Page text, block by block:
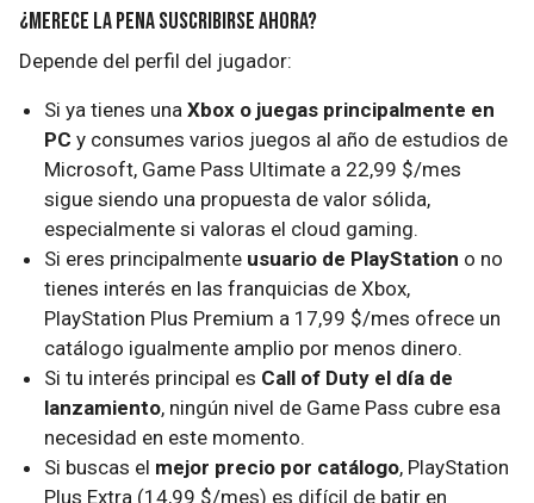
¿Merece la pena suscribirse ahora?
Depende del perfil del jugador:
Si ya tienes unaXbox o juegas principalmente en
PC y consumes varios juegos al año de estudios de
Microsoft, Game Pass Ultimate a 22,99 $/mes
sigue siendo una propuesta de valor sólida,
especialmente si valoras el cloud gaming.
Si eres principalmente usuario de PlayStation o no
tienes interés en las franquicias de Xbox,
PlayStation Plus Premium a 17,99 $/mes ofrece un
catálogo igualmente amplio por menos dinero.
Si tu interés principal es Call of Duty el día de
lanzamiento, ningún nivel de Game Pass cubre esa
necesidad en este momento.
Si buscas el mejor precio por catálogo, PlayStation
Plus Extra (14,99 $/mes) es difícil de batir en